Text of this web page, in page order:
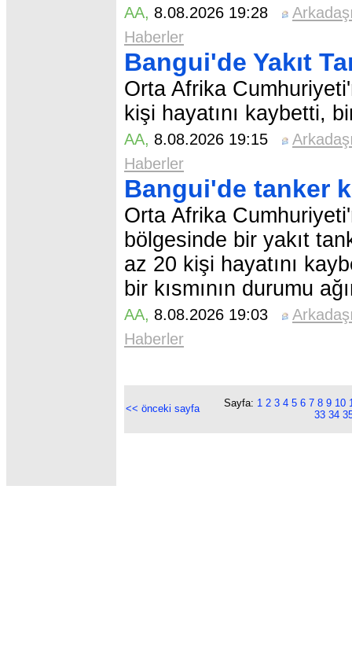
AA, 8.08.2026 19:28
Haberler
Bangui'de Yakıt
Orta Afrika
kişi hayatını kaybetti,
AA, 8.08.2026 19:15
Haberler
Bangui'de tanker
Orta Afrika
bölgesinde bir yakıt
az 20 kişi hayatını
bir kısmının durumu
AA, 8.08.2026 19:03
Haberler
<< önceki sayfa Sayfa: 1 2 3 4 5 6 7 8 9 10
33 34